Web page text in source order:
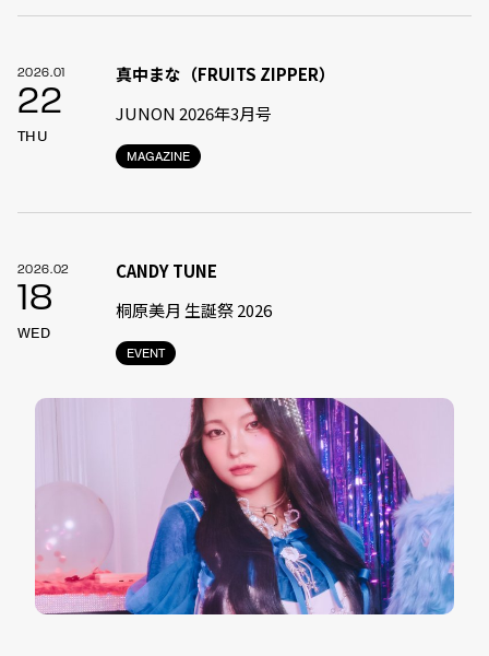
2026.01
22
THU
MAGAZINE
真中まな（FRUITS ZIPPER）
JUNON 2026年3月号
2026.02
18
WED
EVENT
CANDY TUNE
桐原美月 生誕祭 2026